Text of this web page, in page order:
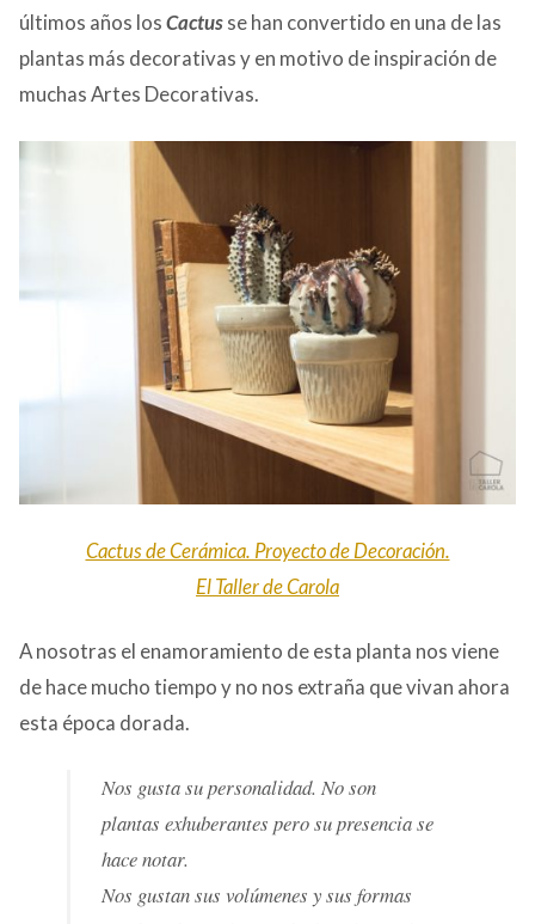
últimos años losCactusse han convertido en una de las
plantas más decorativas y en motivo de inspiración de
muchas Artes Decorativas.
Cactus de Cerámica. Proyecto de Decoración.
El Taller de Carola
A nosotras el enamoramiento de esta planta nos viene
de hace mucho tiempo y no nos extraña que vivan ahora
esta época dorada.
Nos gusta su personalidad. No son
plantas exhuberantes pero su presencia se
hace notar.
Nos gustan sus volúmenes y sus formas